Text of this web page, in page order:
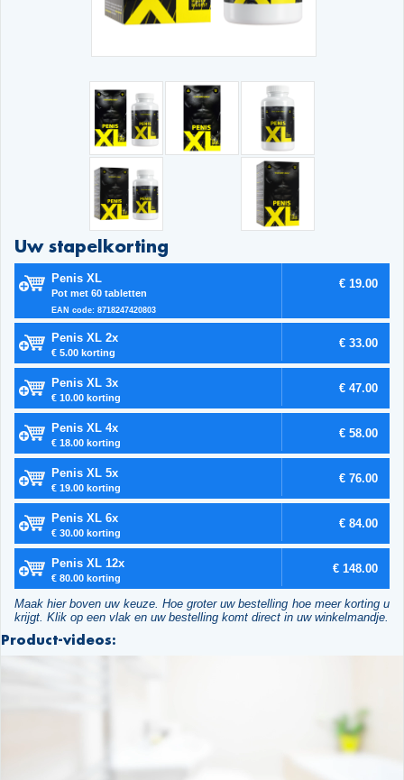
Uw stapelkorting
Penis XL
Pot met 60 tabletten
EAN code: 8718247420803
€ 19.00
Penis XL 2x
€ 5.00 korting
€ 33.00
Penis XL 3x
€ 10.00 korting
€ 47.00
Penis XL 4x
€ 18.00 korting
€ 58.00
Penis XL 5x
€ 19.00 korting
€ 76.00
Penis XL 6x
€ 30.00 korting
€ 84.00
Penis XL 12x
€ 80.00 korting
€ 148.00
Maak hier boven uw keuze. Hoe groter uw bestelling hoe meer korting u
krijgt. Klik op een vlak en uw bestelling komt direct in uw winkelmandje.
Product-videos: